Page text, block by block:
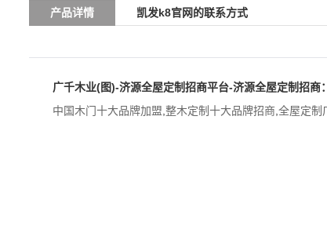
产品详情 凯发k8官网的联系方式
广千木业(图)-济源全屋定制招商平台-济源全屋定制招商：
中国木门十大品牌加盟 整木定制十大品牌招商 全屋定制